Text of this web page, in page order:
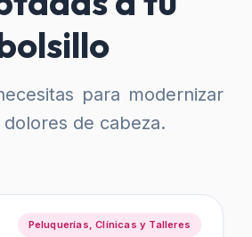
para modernizar
de cabeza.
Peluquerías, Clínicas y Talleres